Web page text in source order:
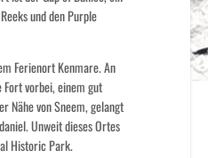
und den Purple
Ferienort Kenmare. An
vorbei, einem gut
Nähe von Sneem, gelangt
Unweit dieses Ortes
Historic Park.